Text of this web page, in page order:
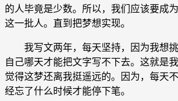
的人毕竟是少数。所以，我们应该要成
这一批人。直到把梦想实现。
我写文两年，每天坚持，因为我想挑
自己哪天才能把文字写不下去。这就是
觉得这梦还离我挺遥远的。因为，每天
经忘了什么时候才能停下笔。